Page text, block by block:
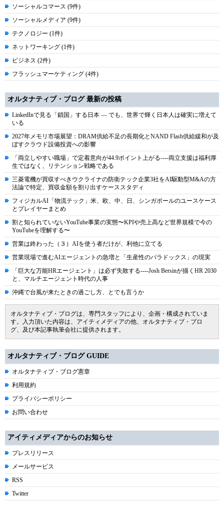
ソーシャルコマース (9件)
ソーシャルメディア (9件)
テクノロジー (1件)
ネットワーキング (1件)
ビジネス (2件)
フラッシュマーケティング (4件)
オルタナティブ・ブログ 最新の投稿
LinkedInで見る「鎖国」する日本 ― でも、世界で輝く日本人は確実に増えて
いる
2027年メモリ市場展望：DRAM供給不足の長期化とNAND Flash供給緩和が及
ぼすクラウド設備投資への影響
「両立しやすい職場」で定着意向が44.9ポイント上がる----両立支援は福利厚
生ではなく、リテンション戦略である
三菱電機が買収すべきウクライナの防衛テック企業3社をAI駆動型M&Aの方
法論で特定、買収金額を割り出すケーススタディ
フィジカルAI「物流テック」米、欧、中、日、シンガポールのユースケース
とプレイヤーまとめ
割と知られていないYouTube事業の実態〜KPIや売上高など世界規模で今の
YouTubeを理解する〜
営業は終わった（３）AIを使う者だけが、利他に立てる
営業現場で進むAIエージェントの急増と「生産性のパラドックス」の現実
「巨大な万能HRエージェント」は必ず失敗する----Josh Bersinが描くHR 2030
と、マルチエージェント時代の人事
沖縄で台風が来たときの過ごし方、とでも言うか
オルタナティブ・ブログは、専門スタッフにより、企画・構成されていま
す。入力頂いた内容は、アイティメディアの他、オルタナティブ・ブロ
グ、及び本記事執筆会社に提供されます。
オルタナティブ・ブログ GUIDE
オルタナティブ・ブログ憲章
利用規約
プライバシーポリシー
お問い合わせ
アイティメディアからのお知らせ
プレスリリース
メールサービス
RSS
Twitter